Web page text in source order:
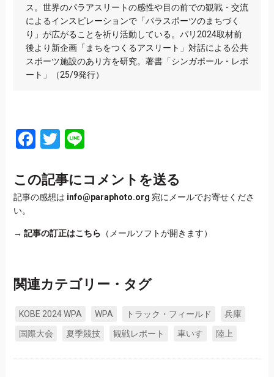
ス。世界のパラアスリートの感性や目の前での観戦・交流
によるインスピレーションで「パラスポーツのまちづく
り」が広がることを祈り活動している。パリ2024取材前
後より新企画「まちをつくるアスリート」対話による公共
スポーツ施設のあり方を研究。著書「シンガポール・レポ
ート」（25/9発行）
Facebook
Twitter
この記事にコメントを送る
記事の感想は info@paraphoto.org 宛にメールでお寄せくださ
い。
→ 記事の訂正はこちら （メールソフトが開きます）
関連カテゴリー・タグ
KOBE 2024 WPA WPA トラック・フィールド
兵庫
国際大会
夏季競技 観戦レポート 車いす 陸上